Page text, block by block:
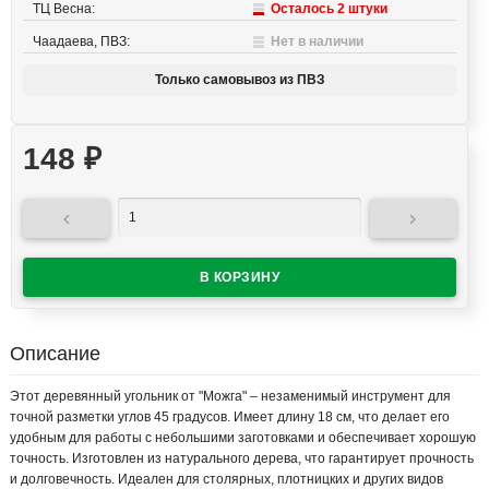
ТЦ Весна: Осталось 2 штуки
Чаадаева, ПВЗ: Нет в наличии
Только самовывоз из ПВЗ
148 ₽
 
Описание
Этот деревянный угольник от "Можга" – незаменимый инструмент для
точной разметки углов 45 градусов. Имеет длину 18 см, что делает его
удобным для работы с небольшими заготовками и обеспечивает хорошую
точность. Изготовлен из натурального дерева, что гарантирует прочность
и долговечность. Идеален для столярных, плотницких и других видов